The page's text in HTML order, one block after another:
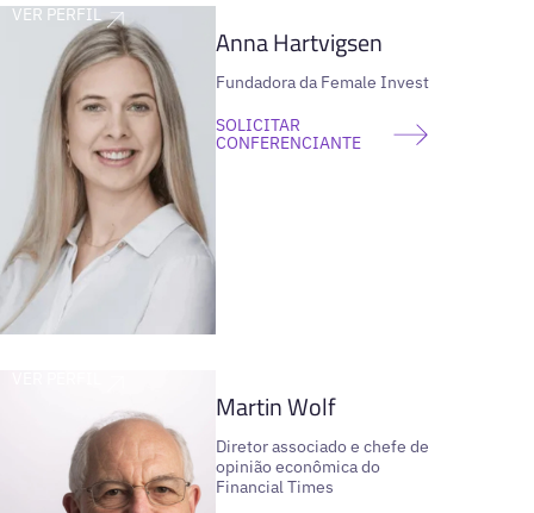
VER PERFIL
Anna Hartvigsen
Fundadora da Female Invest
SOLICITAR
CONFERENCIANTE
Martin Wolf
Diretor associado e chefe de
opinião econômica do
Financial Times